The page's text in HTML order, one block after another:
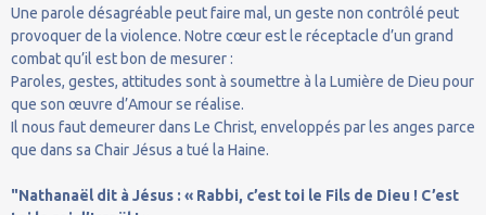
Une parole désagréable peut faire mal, un geste non contrôlé peut
provoquer de la violence. Notre cœur est le réceptacle d’un grand
combat qu’il est bon de mesurer :
Paroles, gestes, attitudes sont à soumettre à la Lumière de Dieu pour
que son œuvre d’Amour se réalise.
Il nous faut demeurer dans Le Christ, enveloppés par les anges parce
que dans sa Chair Jésus a tué la Haine.
"Nathanaël dit à Jésus : « Rabbi, c’est toi le Fils de Dieu ! C’est